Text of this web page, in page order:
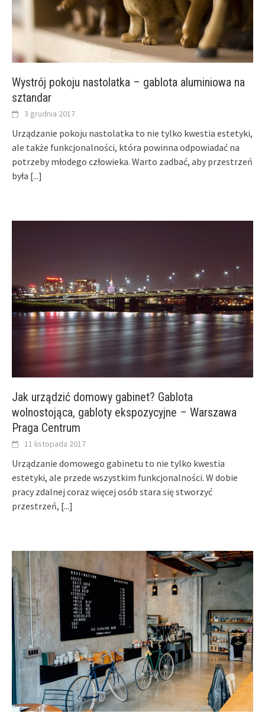
Wystrój pokoju nastolatka – gablota aluminiowa na
sztandar
3 grudnia 2017
Urządzanie pokoju nastolatka to nie tylko kwestia estetyki,
ale także funkcjonalności, która powinna odpowiadać na
potrzeby młodego człowieka. Warto zadbać, aby przestrzeń
była [...]
Jak urządzić domowy gabinet? Gablota
wolnostojąca, gabloty ekspozycyjne – Warszawa
Praga Centrum
11 listopada 2017
Urządzanie domowego gabinetu to nie tylko kwestia
estetyki, ale przede wszystkim funkcjonalności. W dobie
pracy zdalnej coraz więcej osób stara się stworzyć
przestrzeń, [...]